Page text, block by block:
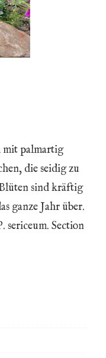
mit palmartig
die seidig zu
sind kräftig
ganze Jahr über.
sericeum. Section